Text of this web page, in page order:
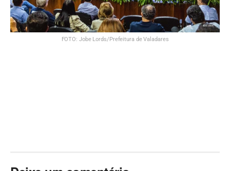
FOTO: Jobe Lords/Prefeitura de Valadares